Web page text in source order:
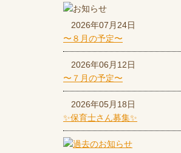
2026年07月24日
〜８月の予定〜
2026年06月12日
〜７月の予定〜
2026年05月18日
✨保育士さん募集✨